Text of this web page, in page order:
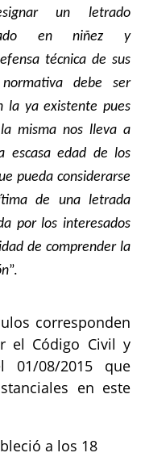
un letrado
en niñez y
técnica de sus
debe ser
la ya existente pues
misma nos lleva a
escasa edad de los
pueda considerarse
de una letrada
por los interesados
de comprender la
”.
corresponden
el Código Civil y
01/08/2015 que
en este
a los 18